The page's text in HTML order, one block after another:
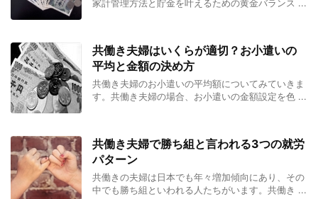
家計管理方法と貯金を叶えるための黄金バランス ...
共働き夫婦はいくらが適切？お小遣いの
平均と金額の決め方
共働き夫婦のお小遣いの平均額についてみていきま
す。共働き夫婦の場合、お小遣いの金額設定を色 ...
共働き夫婦で勝ち組と言われる3つの就労
パターン
共働きの夫婦は日本でも年々増加傾向にあり、その
中でも勝ち組といわれる人たちがいます。共働き ...